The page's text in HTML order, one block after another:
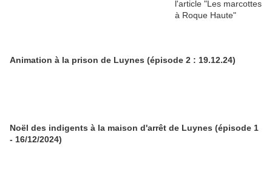
Animation à la prison de Luynes (épisode 2 : 19.12.24)
Noël des indigents à la maison d'arrêt de Luynes (épisode 1
- 16/12/2024)